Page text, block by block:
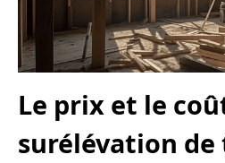
Le prix et le
surélévation